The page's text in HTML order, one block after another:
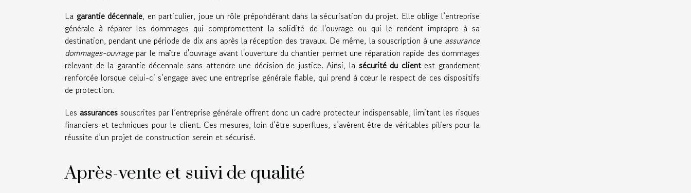
La garantie décennale, en particulier, joue un rôle prépondérant dans la sécurisation du projet. Elle oblige l’entreprise
générale à réparer les dommages qui compromettent la solidité de l'ouvrage ou qui le rendent impropre à sa
destination, pendant une période de dix ans après la réception des travaux. De même, la souscription à une assurance
dommages-ouvragepar le maître d'ouvrage avant l'ouverture du chantier permet une réparation rapide des dommages
relevant de la garantie décennale sans attendre une décision de justice. Ainsi, la sécurité du clientest grandement
renforcée lorsque celui-ci s’engage avec une entreprise générale fiable, qui prend à cœur le respect de ces dispositifs
de protection.
Les assurances souscrites par l’entreprise générale offrent donc un cadre protecteur indispensable, limitant les risques
financiers et techniques pour le client. Ces mesures, loin d’être superflues, s’avèrent être de véritables piliers pour la
réussite d’un projet de construction serein et sécurisé.
Après-vente et suivi de qualité